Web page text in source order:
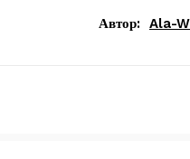
Автор: Ala-